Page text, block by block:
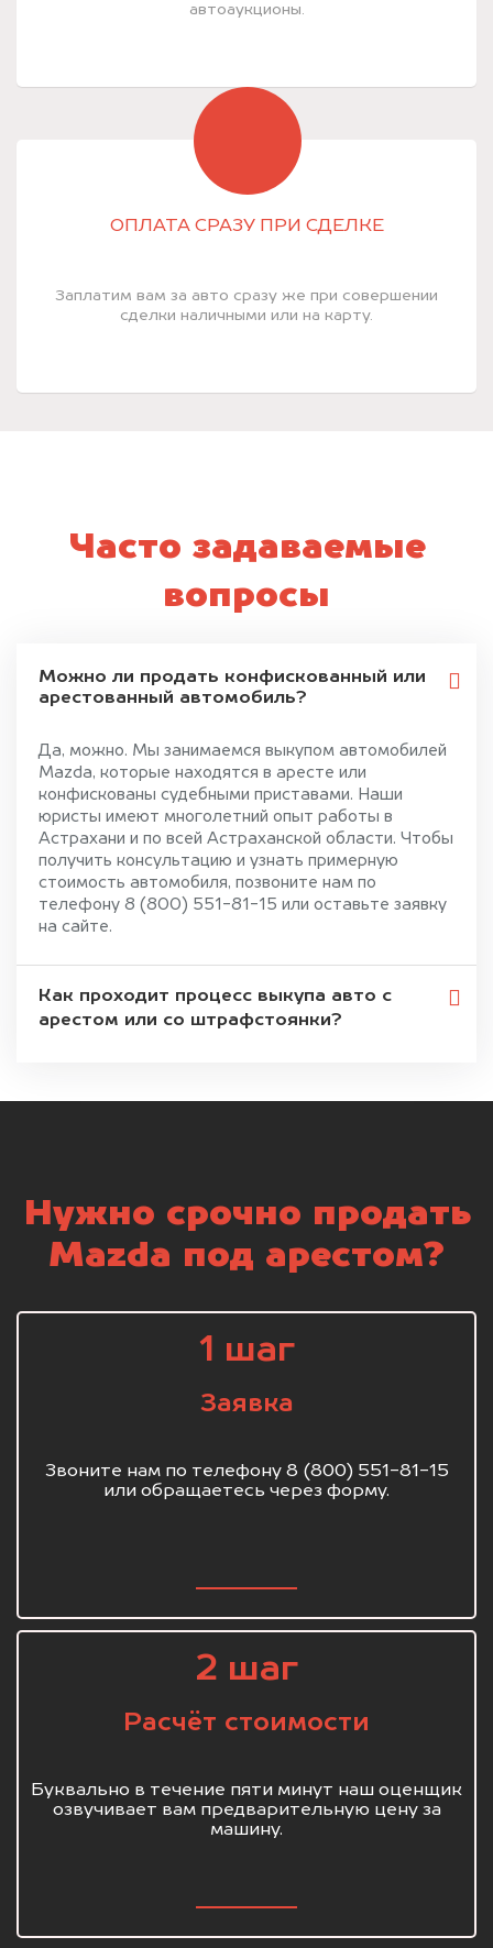
автоаукционы.
ОПЛАТА СРАЗУ ПРИ СДЕЛКЕ
Заплатим вам за авто сразу же при совершении
сделки наличными или на карту.
Часто задаваемые
вопросы
Можно ли продать конфискованный или
арестованный автомобиль?
Да, можно. Мы занимаемся выкупом автомобилей
Mazda, которые находятся в аресте или
конфискованы судебными приставами. Наши
юристы имеют многолетний опыт работы в
Астрахани и по всей Астраханской области. Чтобы
получить консультацию и узнать примерную
стоимость автомобиля, позвоните нам по
телефону 8 (800) 551-81-15 или оставьте заявку
на сайте.
Как проходит процесс выкупа авто с
арестом или со штрафстоянки?
Нужно срочно продать
Mazda под арестом?
1 шаг
Заявка
Звоните нам по телефону 8 (800) 551-81-15
или обращаетесь через форму.
2 шаг
Расчёт стоимости
Буквально в течение пяти минут наш оценщик
озвучивает вам предварительную цену за
машину.